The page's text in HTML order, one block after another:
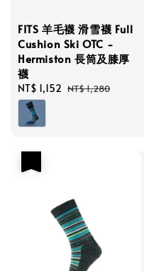
FITS 羊毛襪 滑雪襪 Full
Cushion Ski OTC -
Hermiston 長筒及膝厚
襪
Sale
price
NT$ 1,152 Regular
NT$ 1,280